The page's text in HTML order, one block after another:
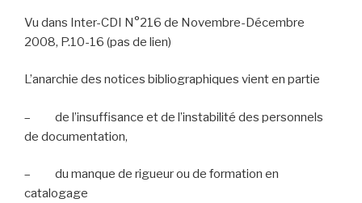
Vu dans Inter-CDI N°216 de Novembre-Décembre
2008, P.10-16 (pas de lien)
L’anarchie des notices bibliographiques vient en partie
–
de l’insuffisance et de l’instabilité des personnels
de documentation,
–
du manque de rigueur ou de formation en
catalogage